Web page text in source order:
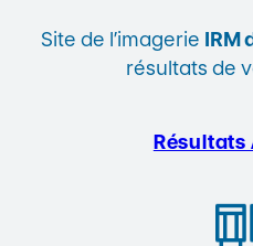
Site de l’imagerie IRM
résultats de
Résultats